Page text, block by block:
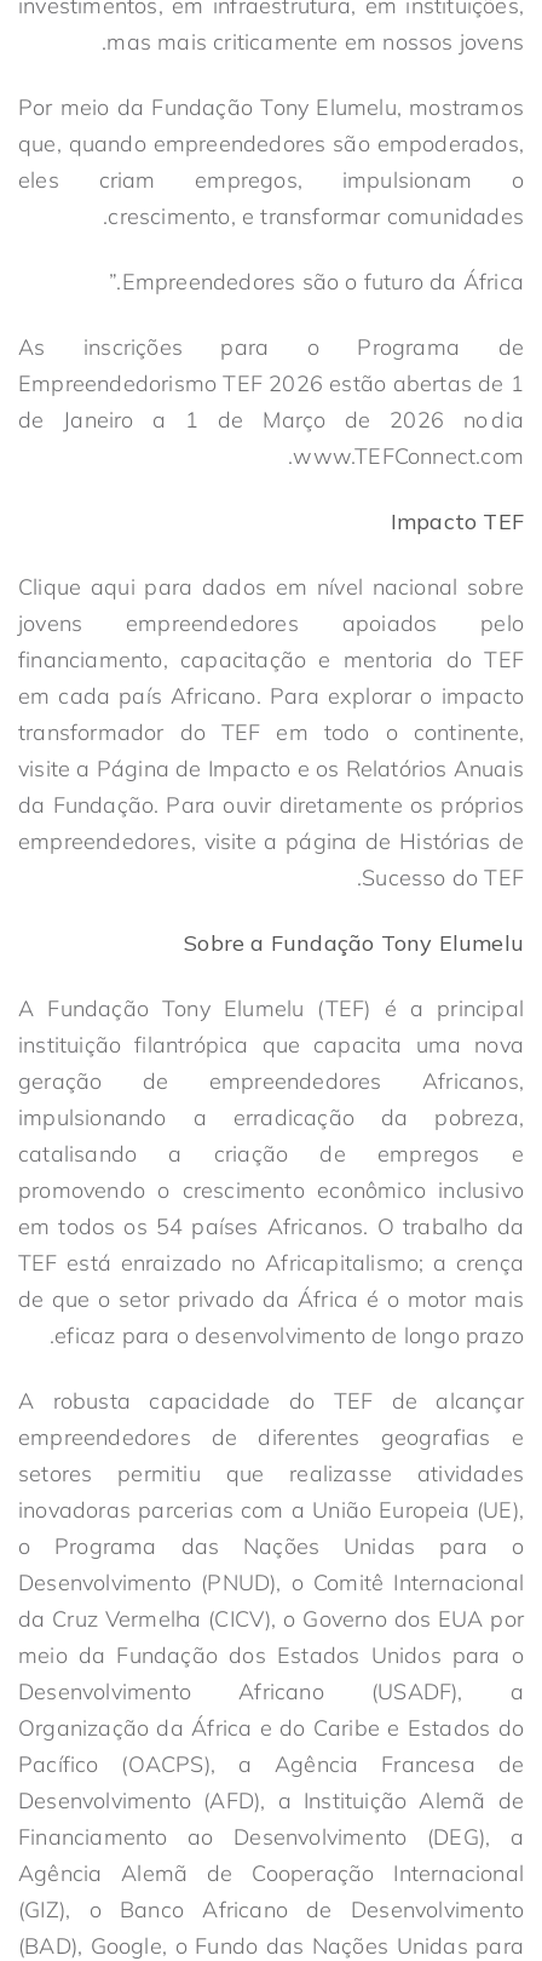
mas mais criticamente em nossos jovens.
Por meio da Fundação Tony Elumelu, mostramos
que, quando empreendedores são empoderados,
eles criam empregos, impulsionam o
crescimento, e transformar comunidades.
Empreendedores são o futuro da África.”
As inscrições para o Programa de
Empreendedorismo TEF 2026 estão abertas de 1
de Janeiro a 1 de Março de 2026 no dia
www.TEFConnect.com.
Impacto TEF
Clique aqui para dados em nível nacional sobre
jovens empreendedores apoiados pelo
financiamento, capacitação e mentoria do TEF
em cada país Africano. Para explorar o impacto
transformador do TEF em todo o continente,
visite a Página de Impacto e os Relatórios Anuais
da Fundação. Para ouvir diretamente os próprios
empreendedores, visite a página de Histórias de
Sucesso do TEF.
Sobre a Fundação Tony Elumelu
A Fundação Tony Elumelu (TEF) é a principal
instituição filantrópica que capacita uma nova
geração de empreendedores Africanos,
impulsionando a erradicação da pobreza,
catalisando a criação de empregos e
promovendo o crescimento econômico inclusivo
em todos os 54 países Africanos. O trabalho da
TEF está enraizado no Africapitalismo; a crença
de que o setor privado da África é o motor mais
eficaz para o desenvolvimento de longo prazo.
A robusta capacidade do TEF de alcançar
empreendedores de diferentes geografias e
setores permitiu que realizasse atividades
inovadoras parcerias com a União Europeia (UE),
o Programa das Nações Unidas para o
Desenvolvimento (PNUD), o Comitê Internacional
da Cruz Vermelha (CICV), o Governo dos EUA por
meio da Fundação dos Estados Unidos para o
Desenvolvimento Africano (USADF), a
Organização da África e do Caribe e Estados do
Pacífico (OACPS), a Agência Francesa de
Desenvolvimento (AFD), a Instituição Alemã de
Financiamento ao Desenvolvimento (DEG), a
Agência Alemã de Cooperação Internacional
(GIZ), o Banco Africano de Desenvolvimento
(BAD), Google, o Fundo das Nações Unidas para